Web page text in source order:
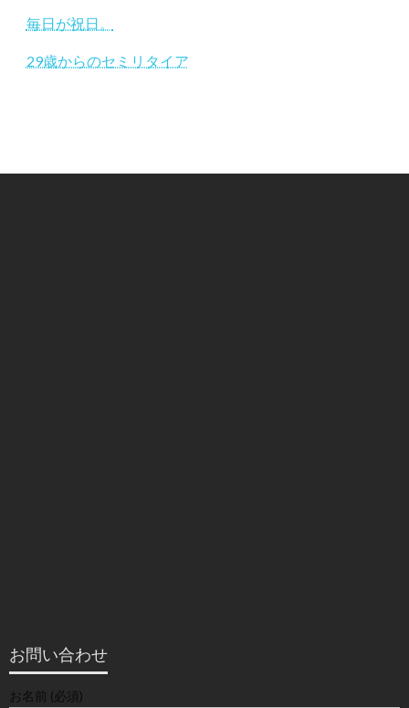
毎日が祝日。
29歳からのセミリタイア
お問い合わせ
お名前 (必須)